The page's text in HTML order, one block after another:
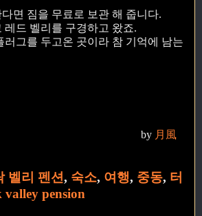
면 짐을 무료로 보관 해 줍니다.
레드 벨리를 구경하고 왔죠.
러그를 두고온 곳이라 참 기억에 남는
by 月風
벨리 펜션, 숙소, 여행, 중동, 터
valley pension